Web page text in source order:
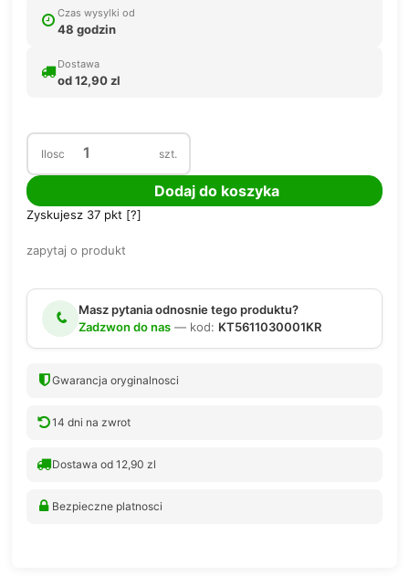
Czas wysylki od
48 godzin
Dostawa
od 12,90 zl
Ilosc szt.
Dodaj do koszyka
Zyskujesz 37 pkt [?]
zapytaj o produkt
Masz pytania odnosnie tego produktu?
Zadzwon do nas — kod: KT5611030001KR
Gwarancja oryginalnosci
14 dni na zwrot
Dostawa od 12,90 zl
Bezpieczne platnosci